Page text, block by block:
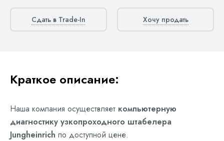
Сдать в Trade-In Хочу продать
Краткое описание:
Наша компания осуществляет компьютерную
диагностику узкопроходного штабелера
Jungheinrich по доступной цене.